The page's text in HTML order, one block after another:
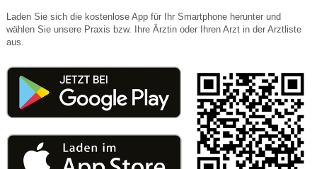
Laden Sie sich die kostenlose App für Ihr Smartphone herunter und
wählen Sie unsere Praxis bzw. Ihre Ärztin oder Ihren Arzt in der Arztliste
aus.